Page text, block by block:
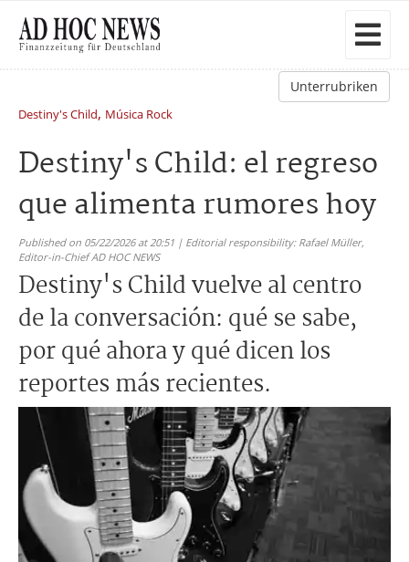
Unterrubriken
Destiny's Child, Música Rock
Destiny's Child: el regreso
que alimenta rumores hoy
Published on 05/22/2026 at 20:51 | Editorial responsibility: Rafael Müller,
Editor-in-Chief AD HOC NEWS
Destiny's Child vuelve al centro
de la conversación: qué se sabe,
por qué ahora y qué dicen los
reportes más recientes.